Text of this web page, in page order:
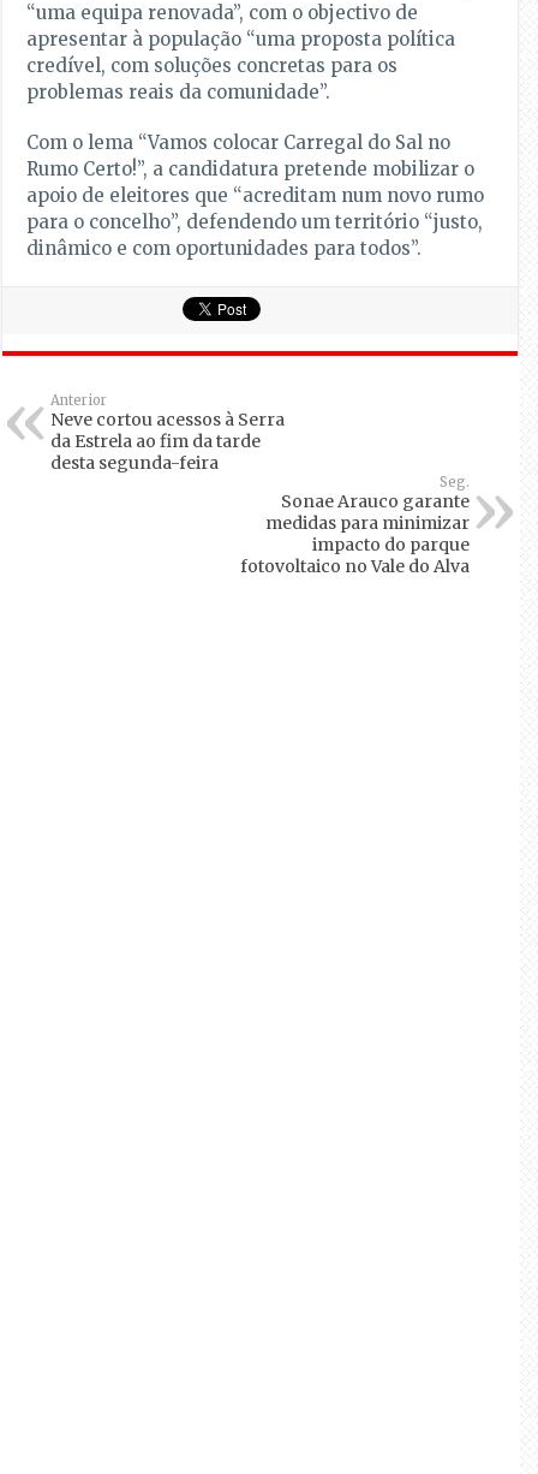
“uma equipa renovada”, com o objectivo de
apresentar à população “uma proposta política
credível, com soluções concretas para os
problemas reais da comunidade”.
Com o lema “Vamos colocar Carregal do Sal no
Rumo Certo!”, a candidatura pretende mobilizar o
apoio de eleitores que “acreditam num novo rumo
para o concelho”, defendendo um território “justo,
dinâmico e com oportunidades para todos”.
Anterior
Neve cortou acessos à Serra
da Estrela ao fim da tarde
desta segunda-feira
Seg.
Sonae Arauco garante
medidas para minimizar
impacto do parque
fotovoltaico no Vale do Alva